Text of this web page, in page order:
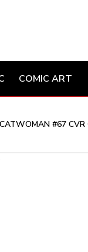
COMIC ART
CATWOMAN #67 CVR